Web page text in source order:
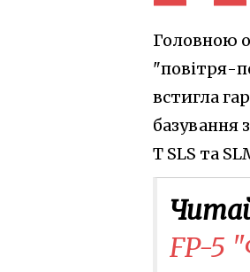
Головною
"повітря-
встигла
базування
T SLS та
FP-5